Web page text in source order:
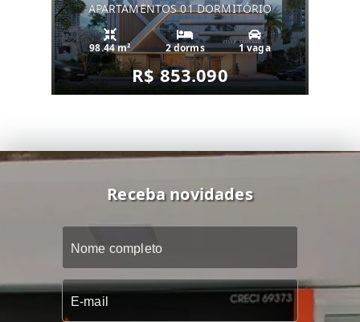
APARTAMENTOS 01 DORMITÓRIO
98.44 m² 2 dorms 1 vaga
R$ 853.090
Receba novidades